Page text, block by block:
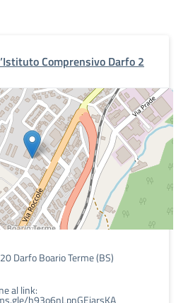
Comprensivo Darfo 2
Darfo Boario Terme (BS)
al link:
h93o6nLpnGEiarsKA